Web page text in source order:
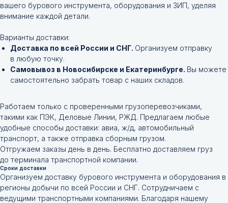
вашего бурового инструмента, оборудования и ЗИП, уделяя
внимание каждой детали.
Варианты доставки:
Доставка по всей России и СНГ. Организуем отправку
в любую точку.
Самовывоз в Новосибирске и Екатеринбурге. Вы можете
самостоятельно забрать товар с наших складов.
Работаем только с проверенными грузоперевозчиками,
такими как ПЭК, Деловые Линии, РЖД. Предлагаем любые
удобные способы доставки: авиа, ж/д, автомобильный
транспорт, а также отправка сборным грузом.
Отгружаем заказы день в день. Бесплатно доставляем груз
до терминала транспортной компании.
Сроки доставки
Организуем доставку бурового инструмента и оборудования в
регионы добычи по всей России и СНГ. Сотрудничаем с
ведущими транспортными компаниями. Благодаря нашему